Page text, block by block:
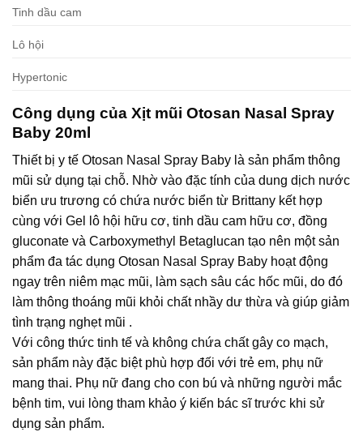
Tinh dầu cam
Lô hội
Hypertonic
Công dụng của Xịt mũi Otosan Nasal Spray
Baby 20ml
Thiết bị y tế Otosan Nasal Spray Baby là sản phẩm thông
mũi sử dụng tại chỗ. Nhờ vào đặc tính của dung dịch nước
biển ưu trương có chứa nước biển từ Brittany kết hợp
cùng với Gel lô hội hữu cơ, tinh dầu cam hữu cơ, đồng
gluconate và Carboxymethyl Betaglucan tạo nên một sản
phẩm đa tác dụng Otosan Nasal Spray Baby hoạt động
ngay trên niêm mạc mũi, làm sạch sâu các hốc mũi, do đó
làm thông thoáng mũi khỏi chất nhầy dư thừa và giúp giảm
tình trạng nghẹt mũi .
Với công thức tinh tế và không chứa chất gây co mạch,
sản phẩm này đặc biệt phù hợp đối với trẻ em, phụ nữ
mang thai. Phụ nữ đang cho con bú và những người mắc
bệnh tim, vui lòng tham khảo ý kiến bác sĩ trước khi sử
dụng sản phẩm.